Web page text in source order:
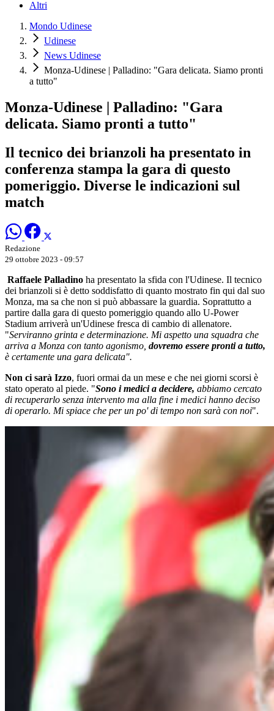
Altri
Mondo Udinese
Udinese
News Udinese
Monza-Udinese | Palladino: "Gara delicata. Siamo pronti
a tutto"
Monza-Udinese | Palladino: "Gara
delicata. Siamo pronti a tutto"
Il tecnico dei brianzoli ha presentato in
conferenza stampa la gara di questo
pomeriggio. Diverse le indicazioni sul
match
Redazione
29 ottobre 2023 - 09:57
Raffaele Palladino ha presentato la sfida con l'Udinese. Il tecnico
dei brianzoli si è detto soddisfatto di quanto mostrato fin qui dal suo
Monza, ma sa che non si può abbassare la guardia. Soprattutto a
partire dalla gara di questo pomeriggio quando allo U-Power
Stadium arriverà un'Udinese fresca di cambio di allenatore.
"Serviranno grinta e determinazione. Mi aspetto una squadra che
arriva a Monza con tanto agonismo, dovremo essere pronti a tutto,
è certamente una gara delicata".
Non ci sarà Izzo, fuori ormai da un mese e che nei giorni scorsi è
stato operato al piede. "Sono i medici a decidere, abbiamo cercato
di recuperarlo senza intervento ma alla fine i medici hanno deciso
di operarlo. Mi spiace che per un po' di tempo non sarà con noi".